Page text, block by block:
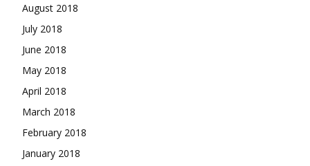
August 2018
July 2018
June 2018
May 2018
April 2018
March 2018
February 2018
January 2018